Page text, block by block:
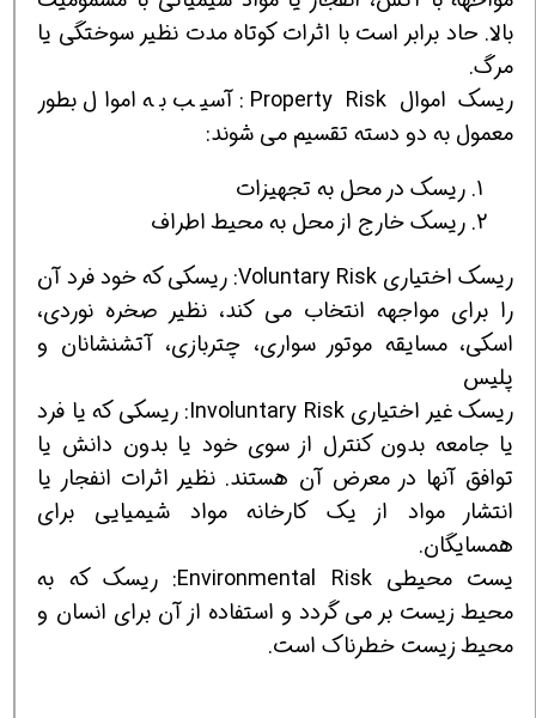
بالا. حاد برابر است با اثرات کوتاه مدت نظیر سوختگی یا
مرگ.
ریسک اموال Property Risk: آسیب به اموال بطور
معمول به دو دسته تقسیم می شوند:
ریسک در محل به تجهیزات
ریسک خارج از محل به محیط اطراف
ریسک اختیاری Voluntary Risk: ریسکی که خود فرد آن
را برای مواجهه انتخاب می کند، نظیر صخره نوردی،
اسکی، مسایقه موتور سواری، چتربازی، آتشنشانان و
پلیس
ریسک غیر اختیاری Involuntary Risk: ریسکی که یا فرد
یا جامعه بدون کنترل از سوی خود یا بدون دانش یا
توافق آنها در معرض آن هستند. نظیر اثرات انفجار یا
انتشار مواد از یک کارخانه مواد شیمیایی برای
همسایگان.
یست محیطی Environmental Risk: ریسک که به
محیط زیست بر می گردد و استفاده از آن برای انسان و
محیط زیست خطرناک است.